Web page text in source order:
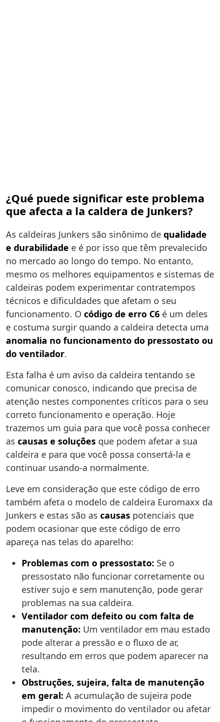
¿Qué puede significar este problema
que afecta a la caldera de Junkers?
As caldeiras Junkers são sinônimo de qualidade
e durabilidade e é por isso que têm prevalecido
no mercado ao longo do tempo. No entanto,
mesmo os melhores equipamentos e sistemas de
caldeiras podem experimentar contratempos
técnicos e dificuldades que afetam o seu
funcionamento. O código de erro C6 é um deles
e costuma surgir quando a caldeira detecta uma
anomalia no funcionamento do pressostato ou
do ventilador.
Esta falha é um aviso da caldeira tentando se
comunicar conosco, indicando que precisa de
atenção nestes componentes críticos para o seu
correto funcionamento e operação. Hoje
trazemos um guia para que você possa conhecer
as causas e soluções que podem afetar a sua
caldeira e para que você possa consertá-la e
continuar usando-a normalmente.
Leve em consideração que este código de erro
também afeta o modelo de caldeira Euromaxx da
Junkers e estas são as causas potenciais que
podem ocasionar que este código de erro
apareça nas telas do aparelho:
Problemas com o pressostato: Se o
pressostato não funcionar corretamente ou
estiver sujo e sem manutenção, pode gerar
problemas na sua caldeira.
Ventilador com defeito ou com falta de
manutenção: Um ventilador em mau estado
pode alterar a pressão e o fluxo de ar,
resultando em erros que podem aparecer na
tela.
Obstruções, sujeira, falta de manutenção
em geral: A acumulação de sujeira pode
impedir o movimento do ventilador ou afetar